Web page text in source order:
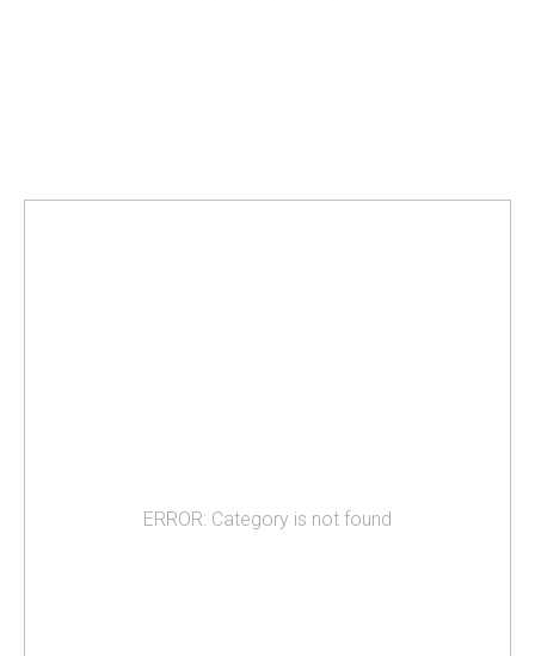
ERROR: Category is not found